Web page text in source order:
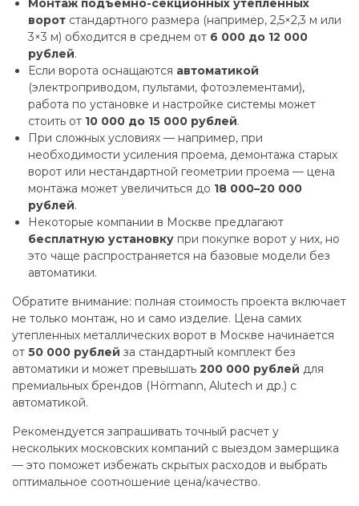
Монтаж подъемно-секционных утепленных
ворот стандартного размера (например, 2,5×2,3 м или
3×3 м) обходится в среднем от 6 000 до 12 000
рублей.
Если ворота оснащаются автоматикой
(электроприводом, пультами, фотоэлементами),
работа по установке и настройке системы может
стоить от 10 000 до 15 000 рублей.
При сложных условиях — например, при
необходимости усиления проема, демонтажа старых
ворот или нестандартной геометрии проема — цена
монтажа может увеличиться до 18 000–20 000
рублей.
Некоторые компании в Москве предлагают
бесплатную установку при покупке ворот у них, но
это чаще распространяется на базовые модели без
автоматики.
Обратите внимание: полная стоимость проекта включает
не только монтаж, но и само изделие. Цена самих
утепленных металлических ворот в Москве начинается
от 50 000 рублей за стандартный комплект без
автоматики и может превышать 200 000 рублей для
премиальных брендов (Hörmann, Alutech и др.) с
автоматикой.
Рекомендуется запрашивать точный расчет у
нескольких московских компаний с выездом замерщика
— это поможет избежать скрытых расходов и выбрать
оптимальное соотношение цена/качество.